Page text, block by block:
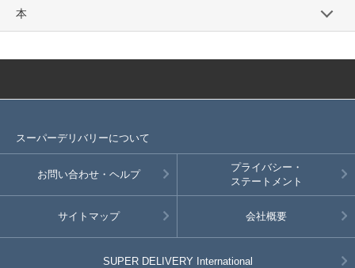
本
スーパーデリバリーについて
お問い合わせ・ヘルプ
プライバシー・
ステートメント
サイトマップ 会社概要
SUPER DELIVERY International